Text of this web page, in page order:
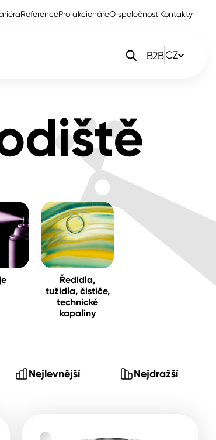
ReferencePro akcionářeO společnostiKontakty
B2BCZ
EN
Ředidla,
tužidla, čističe,
technické
kapaliny
Nejlevnější Nejdražší